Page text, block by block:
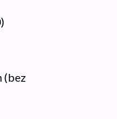
)
(bez